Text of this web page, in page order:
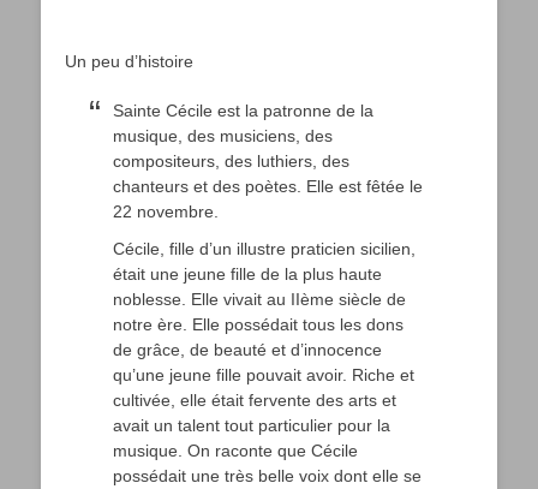
Un peu d’histoire
Sainte Cécile est la patronne de la
musique, des musiciens, des
compositeurs, des luthiers, des
chanteurs et des poètes. Elle est fêtée le
22 novembre.
Cécile, fille d’un illustre praticien sicilien,
était une jeune fille de la plus haute
noblesse. Elle vivait au IIème siècle de
notre ère. Elle possédait tous les dons
de grâce, de beauté et d’innocence
qu’une jeune fille pouvait avoir. Riche et
cultivée, elle était fervente des arts et
avait un talent tout particulier pour la
musique. On raconte que Cécile
possédait une très belle voix dont elle se